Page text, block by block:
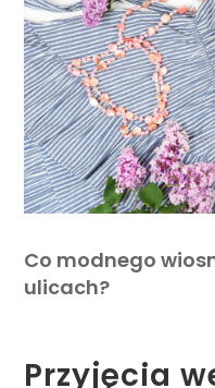
Co modnego
ulicach?
Przyjęcia